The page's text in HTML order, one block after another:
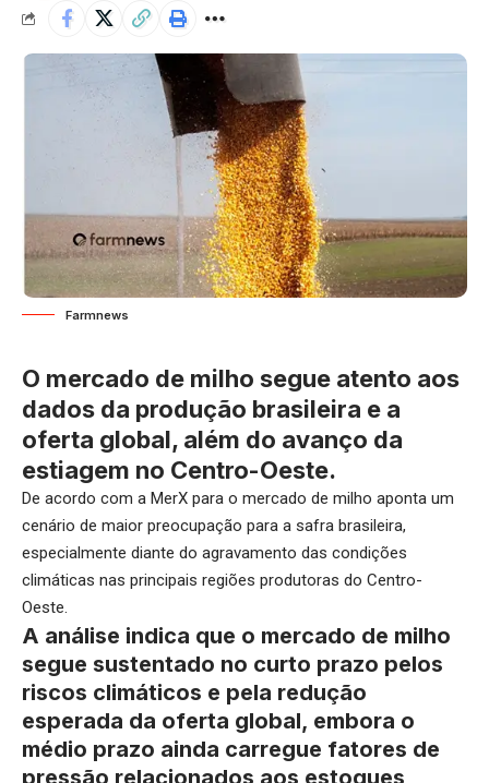
Farmnews
O mercado de milho segue atento aos
dados da produção brasileira e a
oferta global, além do avanço da
estiagem no Centro-Oeste.
De acordo com a MerX para o mercado de milho aponta um
cenário de maior preocupação para a safra brasileira,
especialmente diante do agravamento das condições
climáticas nas principais regiões produtoras do Centro-
Oeste.
A análise indica que o mercado de milho
segue sustentado no curto prazo pelos
riscos climáticos e pela redução
esperada da oferta global, embora o
médio prazo ainda carregue fatores de
pressão relacionados aos estoques